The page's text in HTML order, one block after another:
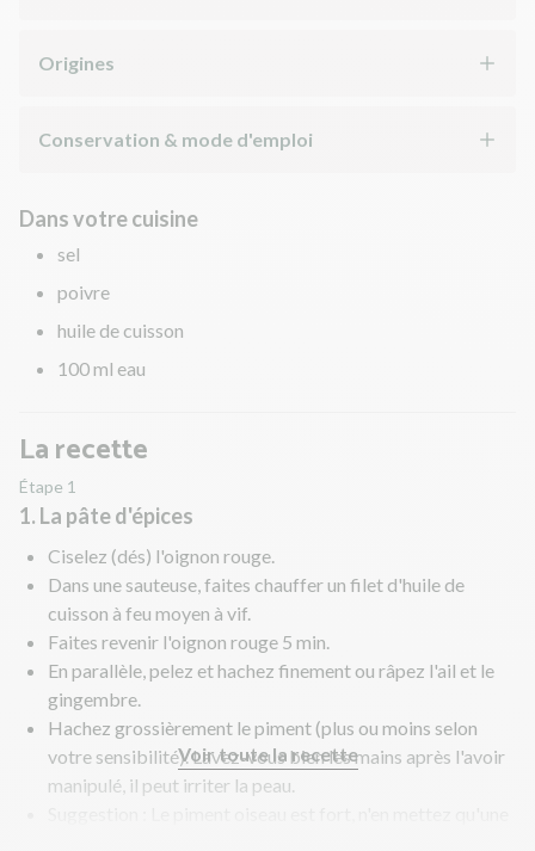
Origines
Conservation & mode d'emploi
Dans votre cuisine
sel
poivre
huile de cuisson
100 ml eau
La recette
Étape 1
1. La pâte d'épices
Ciselez (dés) l'oignon rouge.
Dans une sauteuse, faites chauffer un filet d'huile de
cuisson à feu moyen à vif.
Faites revenir l'oignon rouge 5 min.
En parallèle, pelez et hachez finement ou râpez l'ail et le
gingembre.
Hachez grossièrement le piment (plus ou moins selon
votre sensibilité). Lavez-vous bien les mains après l'avoir
manipulé, il peut irriter la peau.
Voir toute la recette